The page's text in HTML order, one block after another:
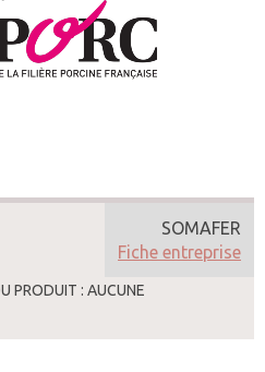
PRODUIT : AUCUNE
SOMAFER
Fiche entreprise